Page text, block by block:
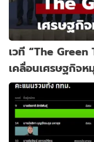
เวที “The
เคลื่อนเศรษฐกิจห